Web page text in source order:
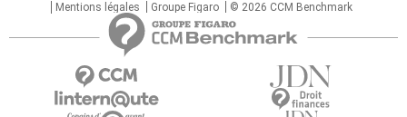
Mentions légales
Groupe Figaro © 2026 CCM Benchmark